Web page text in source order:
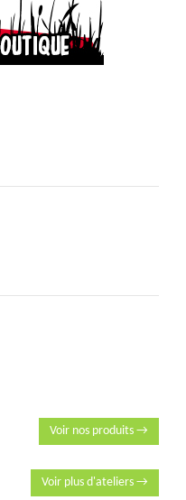
Voir nos produits →
Voir plus d'ateliers →